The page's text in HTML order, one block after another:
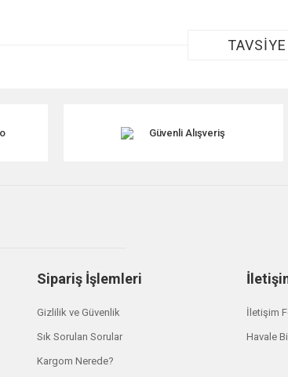
olmalı.
Güvenli Alışveriş
Sipariş İşlemleri
Gizlilik ve Güvenlik
Sık Sorulan Sorular
Kargom Nerede?
İletişim
Havale